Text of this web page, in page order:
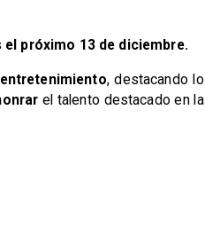
el próximo 13 de diciembre.
, destacando lo
el talento destacado en la